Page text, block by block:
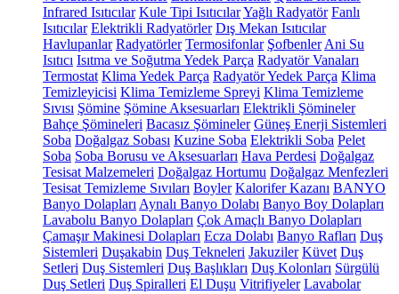
Infrared Isıtıcılar Kule Tipi IsıtıcılarYağlı Radyatör Fanlı
Isıtıcılar Elektrikli Radyatörler Dış Mekan Isıtıcılar
Havlupanlar Radyatörler Termosifonlar Şofbenler Ani Su
Isıtıcı Isıtma ve Soğutma Yedek Parça Radyatör Vanaları
Termostat Klima Yedek Parça Radyatör Yedek Parça Klima
Temizleyicisi Klima Temizleme Spreyi Klima Temizleme
Sıvısı Şömine Şömine Aksesuarları Elektrikli Şömineler
Bahçe Şömineleri Bacasız Şömineler Güneş Enerji Sistemleri
Soba Doğalgaz Sobası Kuzine Soba Elektrikli Soba Pelet
Soba Soba Borusu ve Aksesuarları Hava Perdesi Doğalgaz
Tesisat Malzemeleri Doğalgaz Hortumu Doğalgaz Menfezleri
Tesisat Temizleme Sıvıları Boyler Kalorifer Kazanı BANYO
Banyo Dolapları Aynalı Banyo Dolabı Banyo Boy Dolapları
Lavabolu Banyo Dolapları Çok Amaçlı Banyo Dolapları
Çamaşır Makinesi Dolapları Ecza Dolabı Banyo Rafları Duş
Sistemleri Duşakabin Duş Tekneleri Jakuziler Küvet Duş
Setleri Duş Sistemleri Duş Başlıkları Duş Kolonları Sürgülü
Duş Setleri Duş Spiralleri El Duşu Vitrifiyeler Lavabolar